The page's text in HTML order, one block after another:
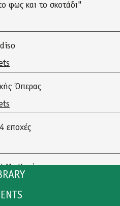
φως και το σκοτάδι"
Όπερας
εποχές
Με Καμία